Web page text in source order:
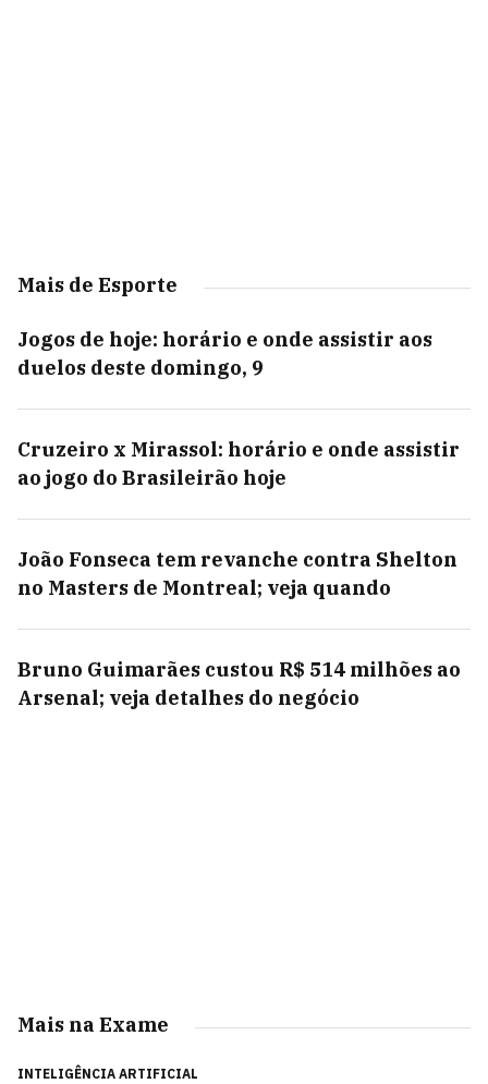
Mais de Esporte
Jogos de hoje: horário e onde assistir aos
duelos deste domingo, 9
Cruzeiro x Mirassol: horário e onde assistir
ao jogo do Brasileirão hoje
João Fonseca tem revanche contra Shelton
no Masters de Montreal; veja quando
Bruno Guimarães custou R$ 514 milhões ao
Arsenal; veja detalhes do negócio
Mais na Exame
INTELIGÊNCIA ARTIFICIAL